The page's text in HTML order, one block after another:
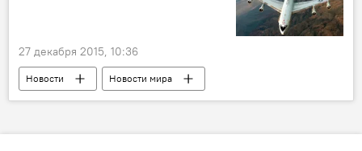
27 декабря 2015, 10:36
Новости Новости мира